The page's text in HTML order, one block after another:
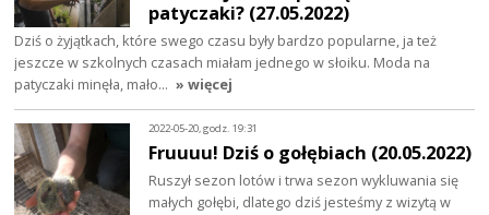
patyczaki? (27.05.2022)
Dziś o żyjątkach, które swego czasu były bardzo popularne, ja też
jeszcze w szkolnych czasach miałam jednego w słoiku. Moda na
patyczaki minęła, mało… » więcej
2022-05-20, godz. 19:31
Fruuuu! Dziś o gołębiach (20.05.2022)
Ruszył sezon lotów i trwa sezon wykluwania się
małych gołębi, dlatego dziś jesteśmy z wizytą w